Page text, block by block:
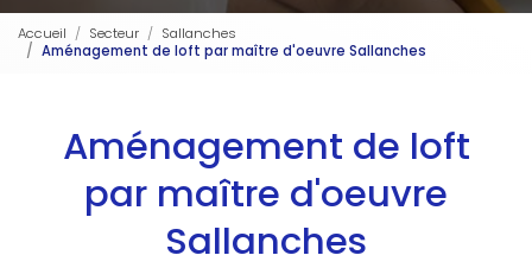
Accueil Secteur
Sallanches
Aménagement de loft par maître d'oeuvre Sallanches
Aménagement de loft
par maître d'oeuvre
Sallanches